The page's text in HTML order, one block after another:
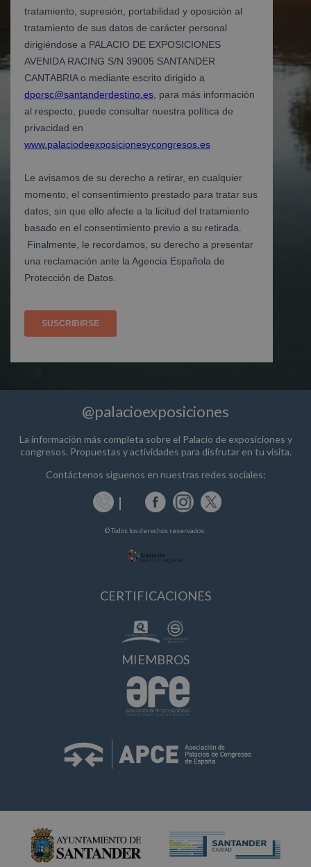
@palacioexposiciones
La información más completa sobre el Palacio de exposiciones y
congresos. Propuestas y actividades para disfrutar en tu visita.
Contáctenos siguenos en nuestras redes sociales:
© Todos los derechos reservados.
CERTIFICACIONES
MIEMBROS